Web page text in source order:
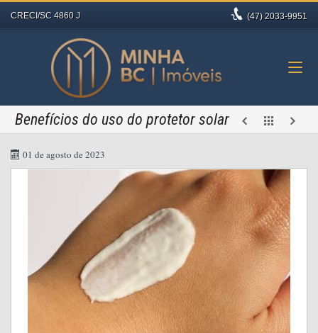
CRECI/SC 4860 J (47) 2033-9951
Benefícios do uso do protetor solar
01 de agosto de 2023